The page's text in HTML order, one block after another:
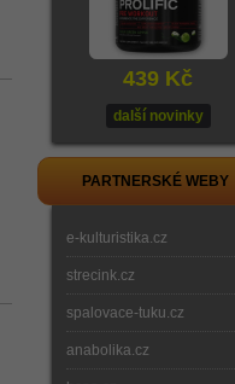
439 Kč
další novinky
PARTNERSKÉ WEBY
e-kulturistika.cz
strecink.cz
spalovace-tuku.cz
anabolika.cz